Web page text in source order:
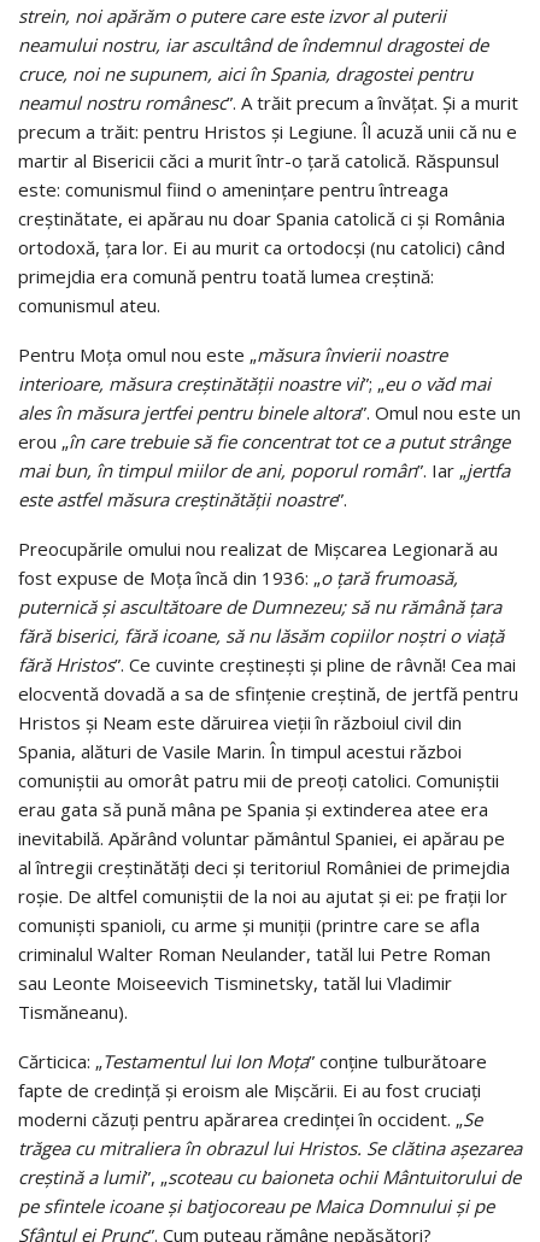
strein, noi apărăm o putere care este izvor al puterii
neamului nostru, iar ascultând de îndemnul dragostei de
cruce, noi ne supunem, aici în Spania, dragostei pentru
neamul nostru românesc”. A trăit precum a învăţat. Şi a murit
precum a trăit: pentru Hristos şi Legiune. Îl acuză unii că nu e
martir al Bisericii căci a murit într-o ţară catolică. Răspunsul
este: comunismul fiind o ameninţare pentru întreaga
creştinătate, ei apărau nu doar Spania catolică ci şi România
ortodoxă, ţara lor. Ei au murit ca ortodocşi (nu catolici) când
primejdia era comună pentru toată lumea creştină:
comunismul ateu.
Pentru Moţa omul nou este „măsura învierii noastre
interioare, măsura creştinătăţii noastre vii”; „eu o văd mai
ales în măsura jertfei pentru binele altora”. Omul nou este un
erou „în care trebuie să fie concentrat tot ce a putut strânge
mai bun, în timpul miilor de ani, poporul român”. Iar „jertfa
este astfel măsura creştinătăţii noastre”.
Preocupările omului nou realizat de Mişcarea Legionară au
fost expuse de Moţa încă din 1936: „o ţară frumoasă,
puternică şi ascultătoare de Dumnezeu; să nu rămână ţara
fără biserici, fără icoane, să nu lăsăm copiilor noştri o viaţă
fără Hristos”. Ce cuvinte creştineşti şi pline de râvnă! Cea mai
elocventă dovadă a sa de sfinţenie creştină, de jertfă pentru
Hristos şi Neam este dăruirea vieţii în războiul civil din
Spania, alături de Vasile Marin. În timpul acestui război
comuniştii au omorât patru mii de preoţi catolici. Comuniştii
erau gata să pună mâna pe Spania şi extinderea atee era
inevitabilă. Apărând voluntar pământul Spaniei, ei apărau pe
al întregii creştinătăţi deci şi teritoriul României de primejdia
roşie. De altfel comuniştii de la noi au ajutat şi ei: pe fraţii lor
comunişti spanioli, cu arme şi muniţii (printre care se afla
criminalul Walter Roman Neulander, tatăl lui Petre Roman
sau Leonte Moiseevich Tisminetsky, tatăl lui Vladimir
Tismăneanu).
Cărticica: „Testamentul lui Ion Moţa” conţine tulburătoare
fapte de credinţă şi eroism ale Mişcării. Ei au fost cruciaţi
moderni căzuţi pentru apărarea credinţei în occident. „Se
trăgea cu mitraliera în obrazul lui Hristos. Se clătina aşezarea
creştină a lumii”, „scoteau cu baioneta ochii Mântuitorului de
pe sfintele icoane şi batjocoreau pe Maica Domnului şi pe
Sfântul ei Prunc”. Cum puteau rămâne nepăsători?